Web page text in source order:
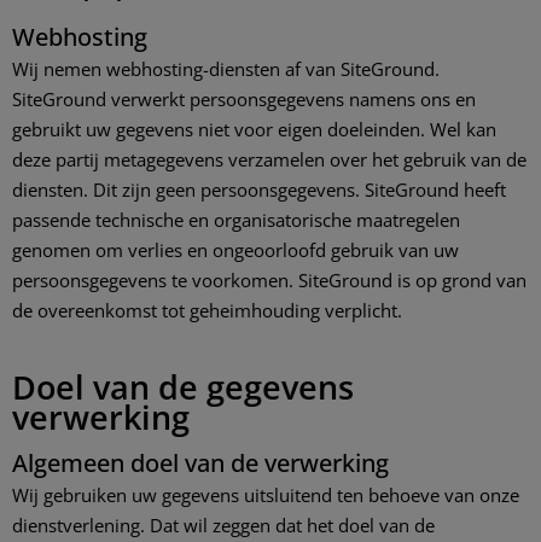
Webhosting
Wij nemen webhosting-diensten af van SiteGround.
SiteGround verwerkt persoonsgegevens namens ons en
gebruikt uw gegevens niet voor eigen doeleinden. Wel kan
deze partij metagegevens verzamelen over het gebruik van de
diensten. Dit zijn geen persoonsgegevens. SiteGround heeft
passende technische en organisatorische maatregelen
genomen om verlies en ongeoorloofd gebruik van uw
persoonsgegevens te voorkomen. SiteGround is op grond van
de overeenkomst tot geheimhouding verplicht.
Doel van de gegevens
verwerking
Algemeen doel van de verwerking
Wij gebruiken uw gegevens uitsluitend ten behoeve van onze
dienstverlening. Dat wil zeggen dat het doel van de